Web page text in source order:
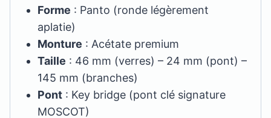
Forme : Panto (ronde légèrement
aplatie)
Monture : Acétate premium
Taille : 46 mm (verres) – 24 mm (pont) –
145 mm (branches)
Pont : Key bridge (pont clé signature
MOSCOT)